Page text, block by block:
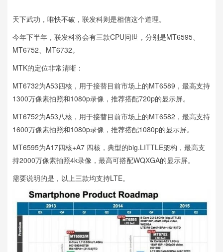
天下武功，唯快不破，联发科则是相信这个道理。
今年下半年，联发科将会有三款CPU问世，分别是MT6595、
MT6752、MT6732。
MTK的定位非常清晰：
MT6732为A53四核，用于接替目前市场上的MT6589，最高支持
1300万像素拍照和1080p录像，推荐搭配720p的显示屏。
MT6752为A53八核，用于接替目前市场上的MT6582，最高支持
1600万像素拍照和1080p录像，推荐搭配1080p的显示屏。
MT6595为A17四核+A7 四核，典型的big.LITTLE架构，最高支
持2000万像素拍照4k录像，最高可搭配WQXGA的显示屏。
需要说明的是，以上三款均支持LTE。